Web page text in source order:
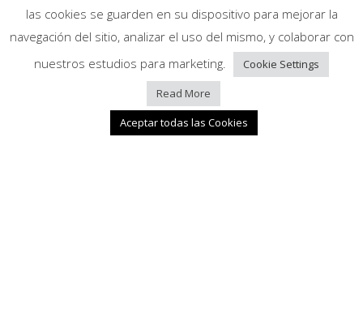
TARIMA EXTERIOR
las cookies se guarden en su dispositivo para mejorar la
navegación del sitio, analizar el uso del mismo, y colaborar con
nuestros estudios para marketing.
Cookie Settings
Read More
Aceptar todas las Cookies